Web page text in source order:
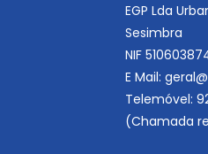
EGP Lda
Sesimbra
NIF
E Mail:
Telemóvel:
(Chamada